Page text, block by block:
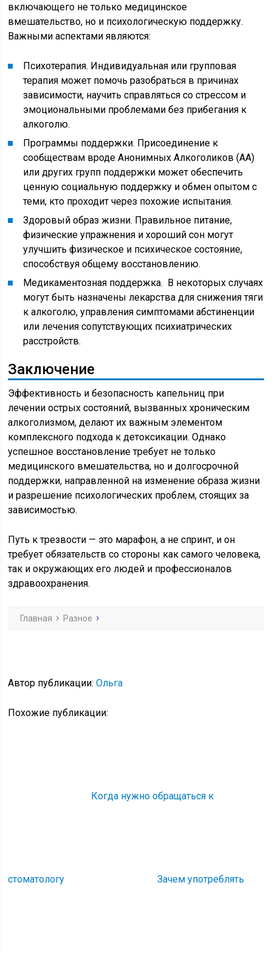
включающего не только медицинское
вмешательство, но и психологическую поддержку.
Важными аспектами являются:
Психотерапия. Индивидуальная или групповая
терапия может помочь разобраться в причинах
зависимости, научить справляться со стрессом и
эмоциональными проблемами без прибегания к
алкоголю.
Программы поддержки. Присоединение к
сообществам вроде Анонимных Алкоголиков (АА)
или других групп поддержки может обеспечить
ценную социальную поддержку и обмен опытом с
теми, кто проходит через похожие испытания.
Здоровый образ жизни. Правильное питание,
физические упражнения и хороший сон могут
улучшить физическое и психическое состояние,
способствуя общему восстановлению.
Медикаментозная поддержка. В некоторых случаях
могут быть назначены лекарства для снижения тяги
к алкоголю, управления симптомами абстиненции
или лечения сопутствующих психиатрических
расстройств.
Заключение
Эффективность и безопасность капельниц при
лечении острых состояний, вызванных хроническим
алкоголизмом, делают их важным элементом
комплексного подхода к детоксикации. Однако
успешное восстановление требует не только
медицинского вмешательства, но и долгосрочной
поддержки, направленной на изменение образа жизни
и разрешение психологических проблем, стоящих за
зависимостью.
Путь к трезвости — это марафон, а не спринт, и он
требует обязательств со стороны как самого человека,
так и окружающих его людей и профессионалов
здравоохранения.
Главная Разное
Автор публикации:Ольга
Похожие публикации:
Когда нужно обращаться к
стоматологу Зачем употреблять